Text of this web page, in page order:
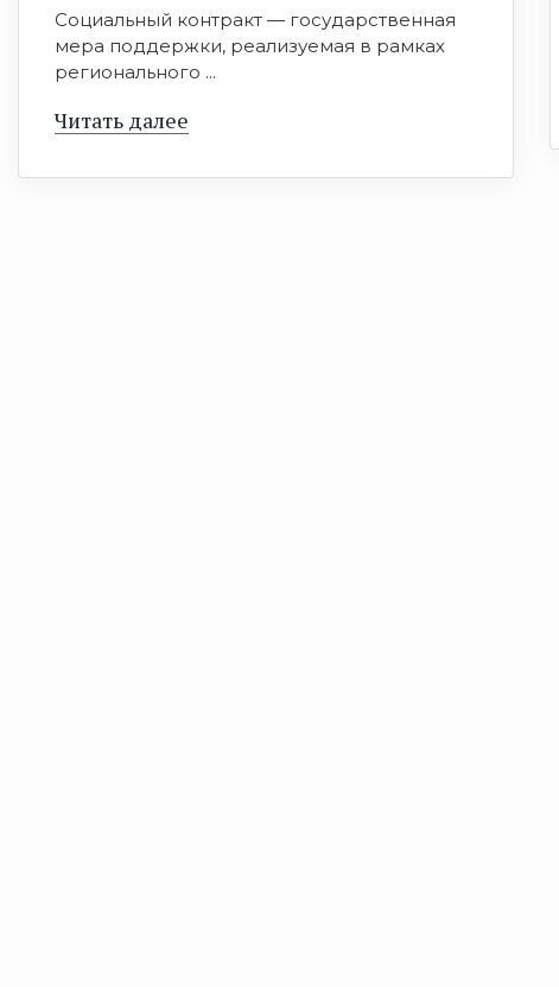
Социальный контракт — государственная
мера поддержки, реализуемая в рамках
регионального ...
Читать далее